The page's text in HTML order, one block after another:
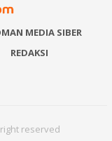
MEDIA SIBER
REDAKSI
reserved